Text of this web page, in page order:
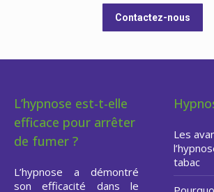
Contactez-nous
L’hypnose est-t-elle
efficace pour arrêter
de fumer ?
L’hypnose a démontré
son efficacité dans le
Les
tabac